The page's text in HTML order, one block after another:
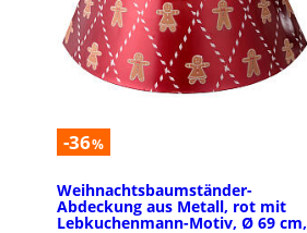
-36%
Weihnachtsbaumständer-
Abdeckung aus Metall, rot mit
Lebkuchenmann-Motiv, Ø 69 cm,